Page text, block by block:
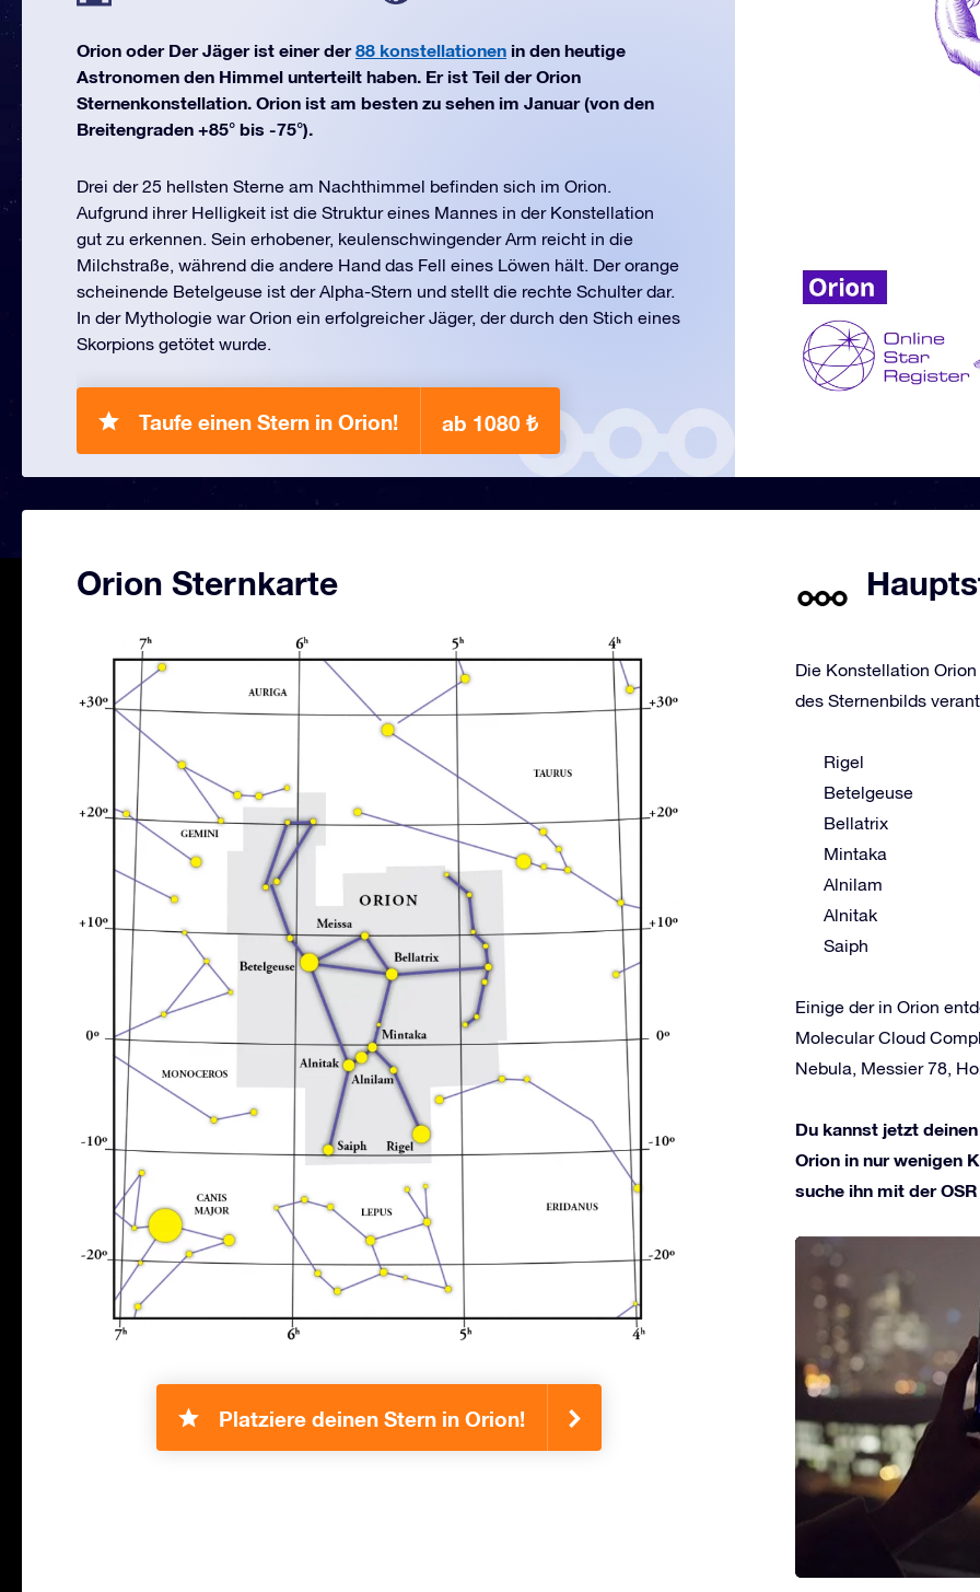
Orion oder Der Jäger ist einer der88 konstellationen in den heutige
Astronomen den Himmel unterteilt haben. Er ist Teil der Orion
Sternenkonstellation. Orion ist am besten zu sehen im Januar (von den
Breitengraden +85° bis -75°).
Drei der 25 hellsten Sterne am Nachthimmel befinden sich im Orion.
Aufgrund ihrer Helligkeit ist die Struktur eines Mannes in der Konstellation
gut zu erkennen. Sein erhobener, keulenschwingender Arm reicht in die
Milchstraße, während die andere Hand das Fell eines Löwen hält. Der orange
scheinende Betelgeuse ist der Alpha-Stern und stellt die rechte Schulter dar.
In der Mythologie war Orion ein erfolgreicher Jäger, der durch den Stich eines
Skorpions getötet wurde.
Taufe einen Stern in Orion! ab 1080 ₺
Orion Sternkarte
Platziere deinen Stern in Orion!
Die Konstellation
des Sternenbilds
Rigel
Betelgeuse
Bellatrix
Mintaka
Alnilam
Alnitak
Saiph
Einige der in Orion
Molecular Cloud
Nebula, Messier 78,
Du kannst jetzt
Orion in nur wenigen
suche ihn mit der